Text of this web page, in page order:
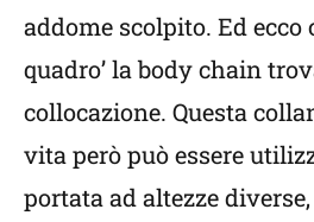
addome scolpito. Ed ecco
quadro’ la body chain
collocazione. Questa
vita però può essere
portata ad altezze